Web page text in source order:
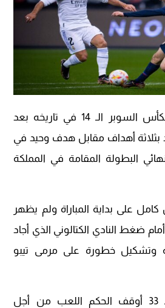
حقق برشلونة الفوز بكأس السوبر الـ 14 في تاريخه بعد
بثلاثة أهداف مقابل هدف وحيد في
البطولة المقامة في المملكة
على بداية المباراة ولم يظهر
ضغط النادي الكتالوني الذي أجاد
وتشكيل خطورة على مرمى تيبو
مع حلول الدقيقة الـ 33 أوقف الحكم اللعب من أجل